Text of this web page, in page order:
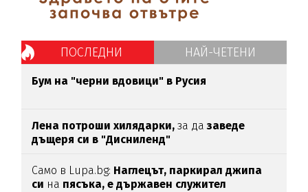
ПОСЛЕДНИ НАЙ-ЧЕТЕНИ
Бум на "черни вдовици" в Русия
Лена потроши хилядарки,за да заведе
дъщеря си в "Дисниленд"
Само в Lupa.bg: Наглецът, паркирал джипа
си на пясъка, е държавен служител